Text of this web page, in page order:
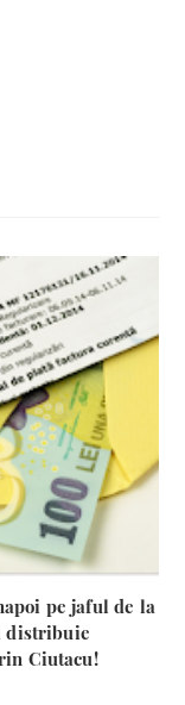
pe jaful de la
distribuie
Ciutacu!